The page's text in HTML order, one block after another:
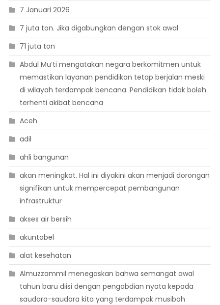
7 Januari 2026
7 juta ton. Jika digabungkan dengan stok awal
71 juta ton
Abdul Mu’ti mengatakan negara berkomitmen untuk
memastikan layanan pendidikan tetap berjalan meski
di wilayah terdampak bencana. Pendidikan tidak boleh
terhenti akibat bencana
Aceh
adil
ahli bangunan
akan meningkat. Hal ini diyakini akan menjadi dorongan
signifikan untuk mempercepat pembangunan
infrastruktur
akses air bersih
akuntabel
alat kesehatan
Almuzzammil menegaskan bahwa semangat awal
tahun baru diisi dengan pengabdian nyata kepada
saudara-saudara kita yang terdampak musibah